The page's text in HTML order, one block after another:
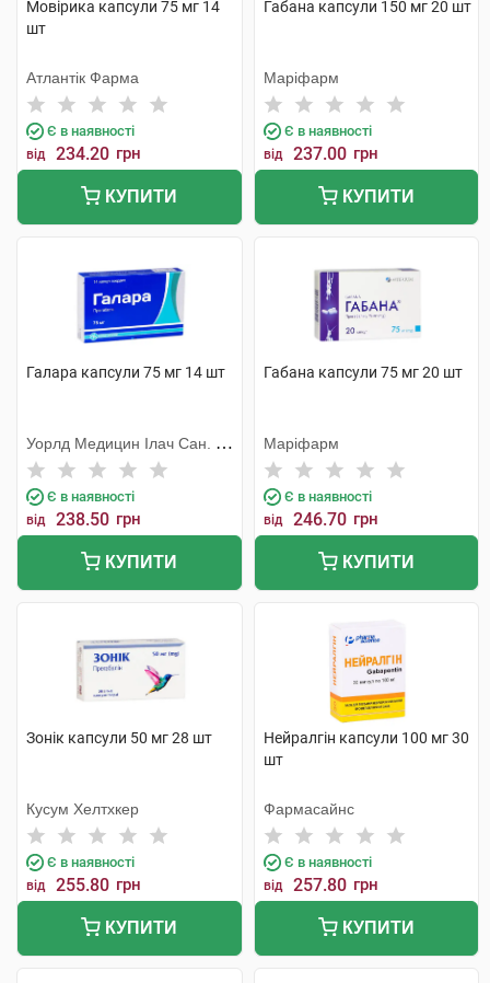
Мовірика капсули 75 мг 14
шт
Атлантік Фарма
Є в наявності
від 234.20 грн
КУПИТИ
Габана капсули 150 мг 20 шт
Маріфарм
Є в наявності
від 237.00 грн
КУПИТИ
Галара капсули 75 мг 14 шт
Уорлд Медицин Ілач Сан. Ве
Тідж
Є в наявності
від 238.50 грн
КУПИТИ
Габана капсули 75 мг 20 шт
Маріфарм
Є в наявності
від 246.70 грн
КУПИТИ
Зонік капсули 50 мг 28 шт
Кусум Хелтхкер
Є в наявності
від 255.80 грн
КУПИТИ
Нейралгін капсули 100 мг 30
шт
Фармасайнс
Є в наявності
від 257.80 грн
КУПИТИ